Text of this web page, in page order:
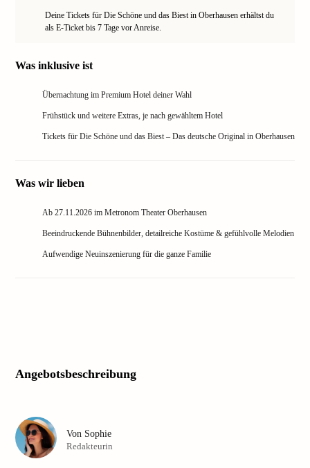
Deine Tickets für Die Schöne und das Biest in Oberhausen erhältst du
als E-Ticket bis 7 Tage vor Anreise.
Was inklusive ist
Übernachtung im Premium Hotel deiner Wahl
Frühstück und weitere Extras, je nach gewähltem Hotel
Tickets für Die Schöne und das Biest – Das deutsche Original in Oberhausen
Was wir lieben
Ab 27.11.2026 im Metronom Theater Oberhausen
Beeindruckende Bühnenbilder, detailreiche Kostüme & gefühlvolle Melodien
Aufwendige Neuinszenierung für die ganze Familie
Angebotsbeschreibung
Von Sophie
Redakteurin